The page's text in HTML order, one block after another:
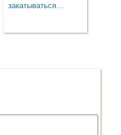
закатываться…